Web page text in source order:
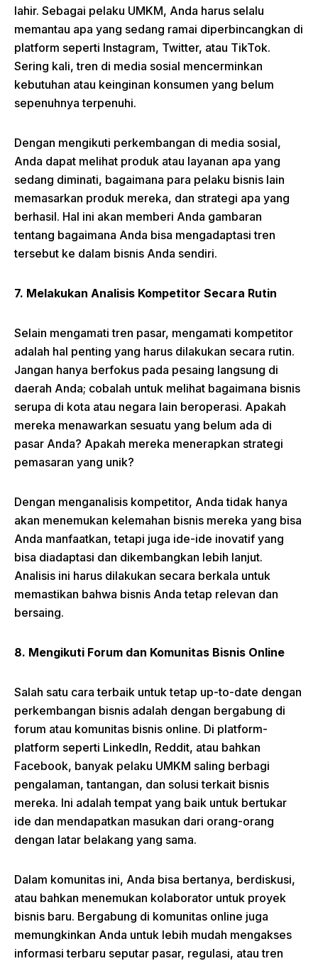
lahir. Sebagai pelaku UMKM, Anda harus selalu
memantau apa yang sedang ramai diperbincangkan di
platform seperti Instagram, Twitter, atau TikTok.
Sering kali, tren di media sosial mencerminkan
kebutuhan atau keinginan konsumen yang belum
sepenuhnya terpenuhi.
Dengan mengikuti perkembangan di media sosial,
Anda dapat melihat produk atau layanan apa yang
sedang diminati, bagaimana para pelaku bisnis lain
memasarkan produk mereka, dan strategi apa yang
berhasil. Hal ini akan memberi Anda gambaran
tentang bagaimana Anda bisa mengadaptasi tren
tersebut ke dalam bisnis Anda sendiri.
7. Melakukan Analisis Kompetitor Secara Rutin
Selain mengamati tren pasar, mengamati kompetitor
adalah hal penting yang harus dilakukan secara rutin.
Jangan hanya berfokus pada pesaing langsung di
daerah Anda; cobalah untuk melihat bagaimana bisnis
serupa di kota atau negara lain beroperasi. Apakah
mereka menawarkan sesuatu yang belum ada di
pasar Anda? Apakah mereka menerapkan strategi
pemasaran yang unik?
Dengan menganalisis kompetitor, Anda tidak hanya
akan menemukan kelemahan bisnis mereka yang bisa
Anda manfaatkan, tetapi juga ide-ide inovatif yang
bisa diadaptasi dan dikembangkan lebih lanjut.
Analisis ini harus dilakukan secara berkala untuk
memastikan bahwa bisnis Anda tetap relevan dan
bersaing.
8. Mengikuti Forum dan Komunitas Bisnis Online
Salah satu cara terbaik untuk tetap up-to-date dengan
perkembangan bisnis adalah dengan bergabung di
forum atau komunitas bisnis online. Di platform-
platform seperti LinkedIn, Reddit, atau bahkan
Facebook, banyak pelaku UMKM saling berbagi
pengalaman, tantangan, dan solusi terkait bisnis
mereka. Ini adalah tempat yang baik untuk bertukar
ide dan mendapatkan masukan dari orang-orang
dengan latar belakang yang sama.
Dalam komunitas ini, Anda bisa bertanya, berdiskusi,
atau bahkan menemukan kolaborator untuk proyek
bisnis baru. Bergabung di komunitas online juga
memungkinkan Anda untuk lebih mudah mengakses
informasi terbaru seputar pasar, regulasi, atau tren